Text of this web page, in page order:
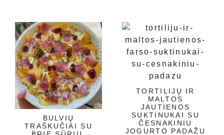
BULVIŲ
TRAŠKUČIAI SU
TORTILIJŲ IR
MALTOS
JAUTIENOS
SUKTINUKAI SU
ČESNAKINIU
JOGURTO PADAŽU